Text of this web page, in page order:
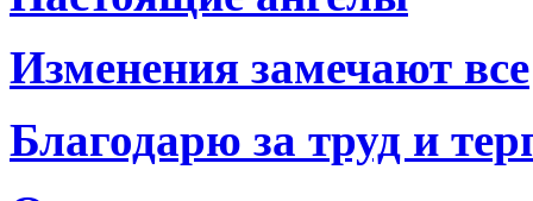
Изменения замечают все
Благодарю за труд и